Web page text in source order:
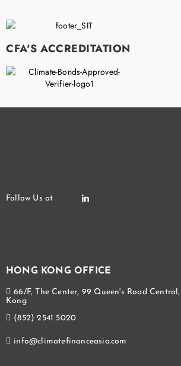
CFA'S ACCREDITATION
HONG KONG OFFICE
66/F, The Center, 99 Queen's Road
Kong
(852) 2541 5020
info@climatefinanceasia.com